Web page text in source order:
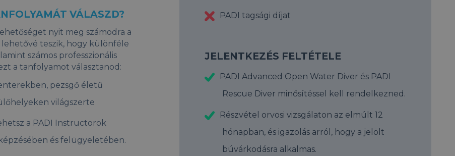
VÁLASZD?
nyit meg számodra a
teszik, hogy különféle
számos professzionális
a tanfolyamot választanod:
pezsgő életű
világszerte
a PADI Instructorok
és felügyeletében.
PADI tagsági díjat
JELENTKEZÉS FELTÉTELE
PADI Advanced Open Water Diver és PADI
Rescue Diver minősítéssel kell rendelkezned.
Részvétel orvosi vizsgálaton az elmúlt 12
hónapban, és igazolás arról, hogy a jelölt
búvárkodásra alkalmas.